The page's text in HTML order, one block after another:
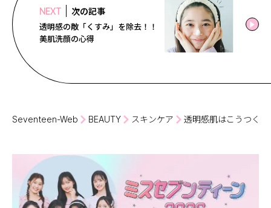
NEXT 次の記事
透明感の敵「くすみ」を除去！！
美肌洗顔の心得
Seventeen-Web BEAUTY スキンケア 透明感肌はこうつく